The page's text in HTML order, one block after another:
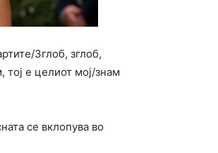
Зглоб, зглоб,
е целиот мој/знам
се вклопува во